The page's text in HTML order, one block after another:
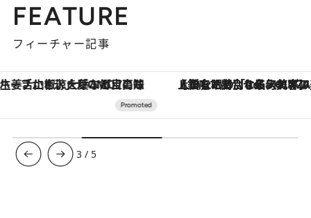
FEATURE
フィーチャー記事
【銀座で出合う最旬美容】美髪ケアや上質な眠り…セルフケアのアップデートから、特別な名入れギフトまで。大人のための「ReFa GINZA」クルーズ ヴァシュロン・コンスタンタ
3 / 5